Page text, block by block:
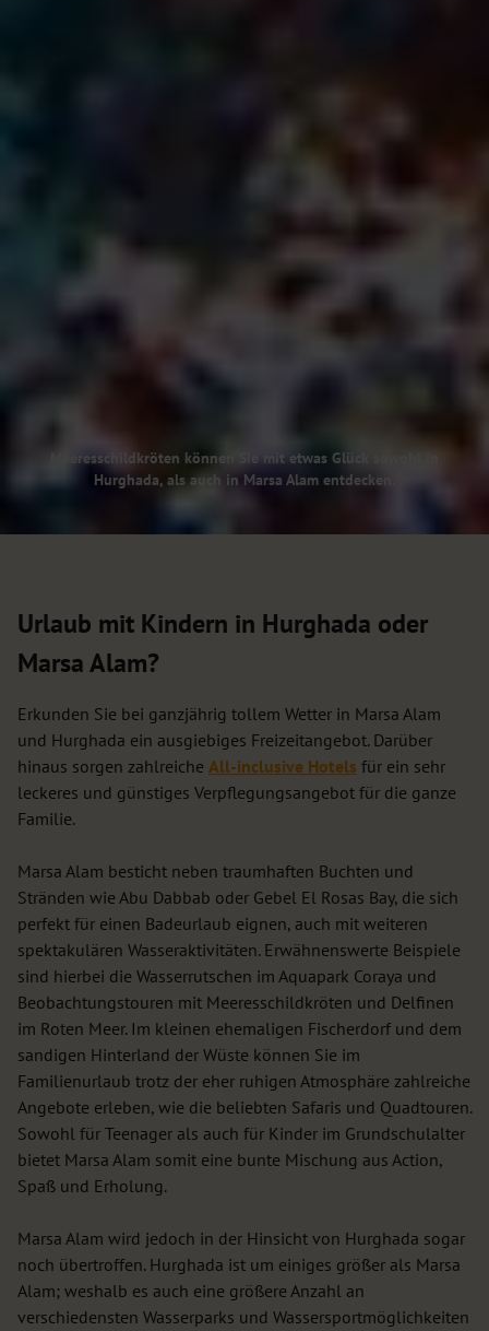
Meeresschildkröten können Sie mit etwas Glück sowohl in
Hurghada, als auch in Marsa Alam entdecken.
Urlaub mit Kindern in Hurghada oder
Marsa Alam?
Erkunden Sie bei ganzjährig tollem Wetter in Marsa Alam
und Hurghada ein ausgiebiges Freizeitangebot. Darüber
hinaus sorgen zahlreiche All-inclusive Hotels für ein sehr
leckeres und günstiges Verpflegungsangebot für die ganze
Familie.
Marsa Alam besticht neben traumhaften Buchten und
Stränden wie Abu Dabbab oder Gebel El Rosas Bay, die sich
perfekt für einen Badeurlaub eignen, auch mit weiteren
spektakulären Wasseraktivitäten. Erwähnenswerte Beispiele
sind hierbei die Wasserrutschen im Aquapark Coraya und
Beobachtungstouren mit Meeresschildkröten und Delfinen
im Roten Meer. Im kleinen ehemaligen Fischerdorf und dem
sandigen Hinterland der Wüste können Sie im
Familienurlaub trotz der eher ruhigen Atmosphäre zahlreiche
Angebote erleben, wie die beliebten Safaris und Quadtouren.
Sowohl für Teenager als auch für Kinder im Grundschulalter
bietet Marsa Alam somit eine bunte Mischung aus Action,
Spaß und Erholung.
Marsa Alam wird jedoch in der Hinsicht von Hurghada sogar
noch übertroffen. Hurghada ist um einiges größer als Marsa
Alam; weshalb es auch eine größere Anzahl an
verschiedensten Wasserparks und Wassersportmöglichkeiten